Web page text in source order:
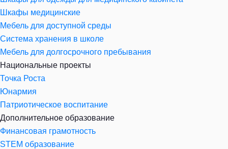
Шкафы медицинские
Мебель для доступной среды
Система хранения в школе
Мебель для долгосрочного пребывания
Национальные проекты
Точка Роста
Юнармия
Патриотическое воспитание
Дополнительное образование
Финансовая грамотность
STEM образование